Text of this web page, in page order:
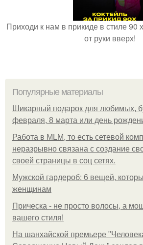
Приходи к нам в прикиде в стиле 90
от руки вверх!
Популярные материалы
Шикарный подарок для любимых,
февраля, 8 марта или день
Работа в MLM, то есть сетевой
неразрывно связана с создание
своей страницы в соц сетях.
Мужской гардероб: 6 вещей,
женщинам
Прическа - не просто волосы, а
вашего стиля!
На шанхайской премьере